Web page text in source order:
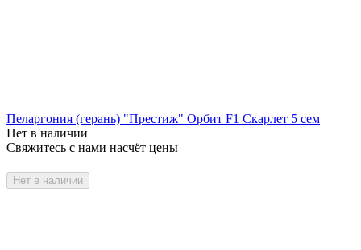
Пеларгония (герань) "Престиж" Орбит F1 Скарлет 5 сем
Нет в наличии
Свяжитесь с нами насчёт цены
Нет в наличии